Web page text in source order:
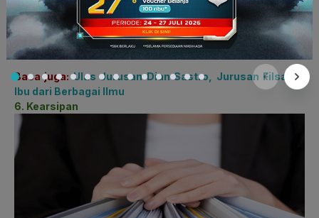
hidup, esensi manusia, moralitas, dan hati nurani menjadi
kajian utama di prodi ini. Selain itu, di prodi ini kamu akan
mempelajari pemikiran-pemikiran para filsuf dari zaman kuno
seperti Socrates hingga filsuf-filsuf abad 20.
Baca juga: Ulas Jurusan Dian Sastro, Jurusan Filsafat:
Ibu dari Berbagai Ilmu
6. Kearsipan